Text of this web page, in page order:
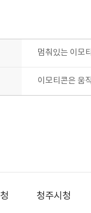
멈춰있는 이모
이모티콘은 움
청주시문화산